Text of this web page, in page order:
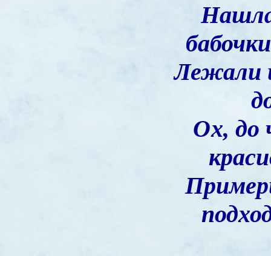
Лежали
Ох, до